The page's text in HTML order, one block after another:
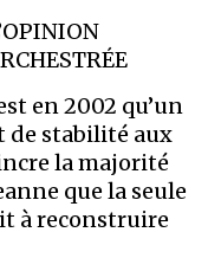
en 2002 qu’un
de stabilité aux
la majorité
que la seule
à reconstruire